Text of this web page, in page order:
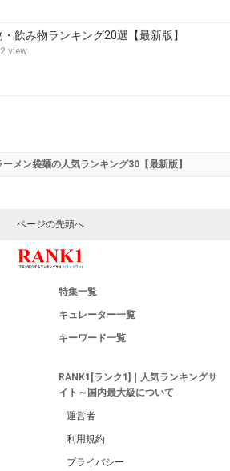
飲み物ランキング20選【最新版】
view
メン袋麺の人気ランキング30【最新版】
ページの先頭へ
特集一覧
キュレーター一覧
キーワード一覧
RANK1[ランク1]｜人気ランキングサ
イト～国内最大級について
運営者
利用規約
プライバシー